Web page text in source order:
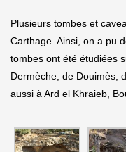
Plusieurs tombes et
Carthage. Ainsi, on a pu
tombes ont été étudiées
Dermèche, de Douimès,
aussi à Ard el Khraieb,